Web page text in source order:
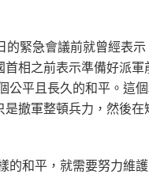
的緊急會議前就曾經表
相之前表示準備好派
公平且長久的和平。這
撤軍整頓兵力，然後
的和平，就需要努力維